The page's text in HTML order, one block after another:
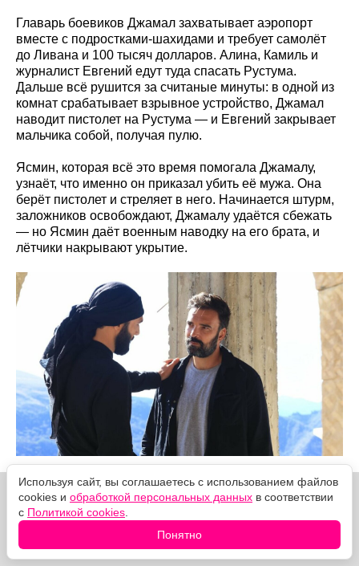
Главарь боевиков Джамал захватывает аэропорт
вместе с подростками-шахидами и требует самолёт
до Ливана и 100 тысяч долларов. Алина, Камиль и
журналист Евгений едут туда спасать Рустума.
Дальше всё рушится за считаные минуты: в одной из
комнат срабатывает взрывное устройство, Джамал
наводит пистолет на Рустума — и Евгений закрывает
мальчика собой, получая пулю.
Ясмин, которая всё это время помогала Джамалу,
узнаёт, что именно он приказал убить её мужа. Она
берёт пистолет и стреляет в него. Начинается штурм,
заложников освобождают, Джамалу удаётся сбежать
— но Ясмин даёт военным наводку на его брата, и
лётчики накрывают укрытие.
Используя сайт, вы соглашаетесь с использованием файлов
cookies и обработкой персональных данных в соответствии
с Политикой cookies
Понятно